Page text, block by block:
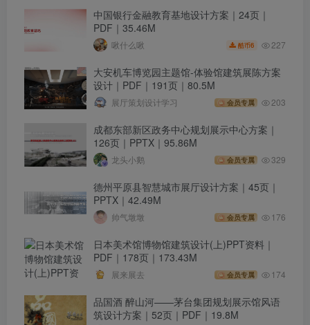
中国银行金融教育基地设计方案｜24页｜
PDF｜35.46M
啾什么啾 酷币6 227
⼤安机车博览园主题馆-体验馆建筑展陈⽅案
设计｜PDF｜191页｜80.5M
展厅策划设计学习 会员专属 203
成都东部新区政务中心规划展示中心方案｜
126页｜PPTX｜95.86M
龙头小鹅 会员专属 329
德州平原县智慧城市展厅设计方案｜45页｜
PPTX｜42.49M
帅气墩墩 会员专属 176
日本美术馆博物馆建筑设计(上)PPT资料｜
PDF｜178页｜173.43M
展来展去 会员专属 174
品国酒 醉山河——茅台集团规划展示馆风语
筑设计方案｜52页｜PDF｜19.8M